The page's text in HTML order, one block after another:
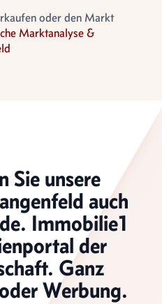
oder den Markt
Marktanalyse &
Sie unsere
auch
Immobilie1
der
Ganz
Werbung.